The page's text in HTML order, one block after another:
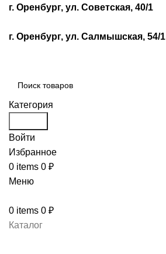
г. Оренбург, ул. Советская, 40/1
г. Оренбург, ул. Салмышская, 54/1
Категория
Войти
Избранное
0 items 0 ₽
Меню
0 items 0 ₽
Каталог